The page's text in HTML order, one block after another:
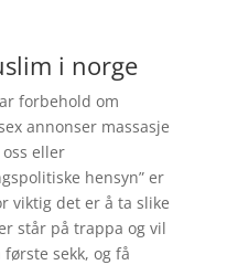
i norge
forbehold om
annonser massasje
eller
hensyn” er
viktig det er å ta slike
står på trappa og vil
sekk, og få